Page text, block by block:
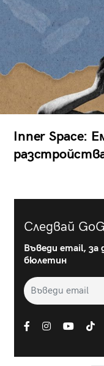
Inner Space:
Следвай
Въведи email, за
бюлетин